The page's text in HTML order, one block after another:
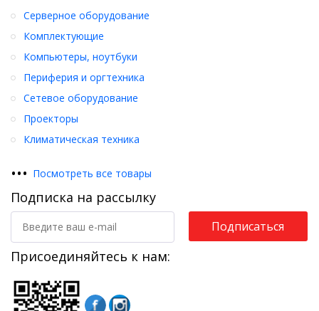
Серверное оборудование
Комплектующие
Компьютеры, ноутбуки
Периферия и оргтехника
Сетевое оборудование
Проекторы
Климатическая техника
••• Посмотреть все товары
Подписка на рассылку
Подписаться
Присоединяйтесь к нам: